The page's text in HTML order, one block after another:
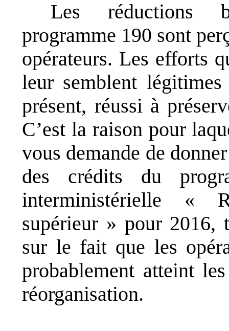
Les réductions
programme 190 sont
opérateurs. Les efforts
leur semblent
présent, réussi à
C’est la raison pour
vous demande de
des crédits du
interministérielle «
supérieur » pour 2016,
sur le fait que les
probablement atteint
réorganisation.